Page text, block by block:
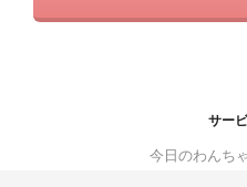
サー
今日のわんち